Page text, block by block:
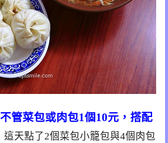
管菜包或肉包1個10元，搭配
這天點了2個菜包小籠包與4個肉包